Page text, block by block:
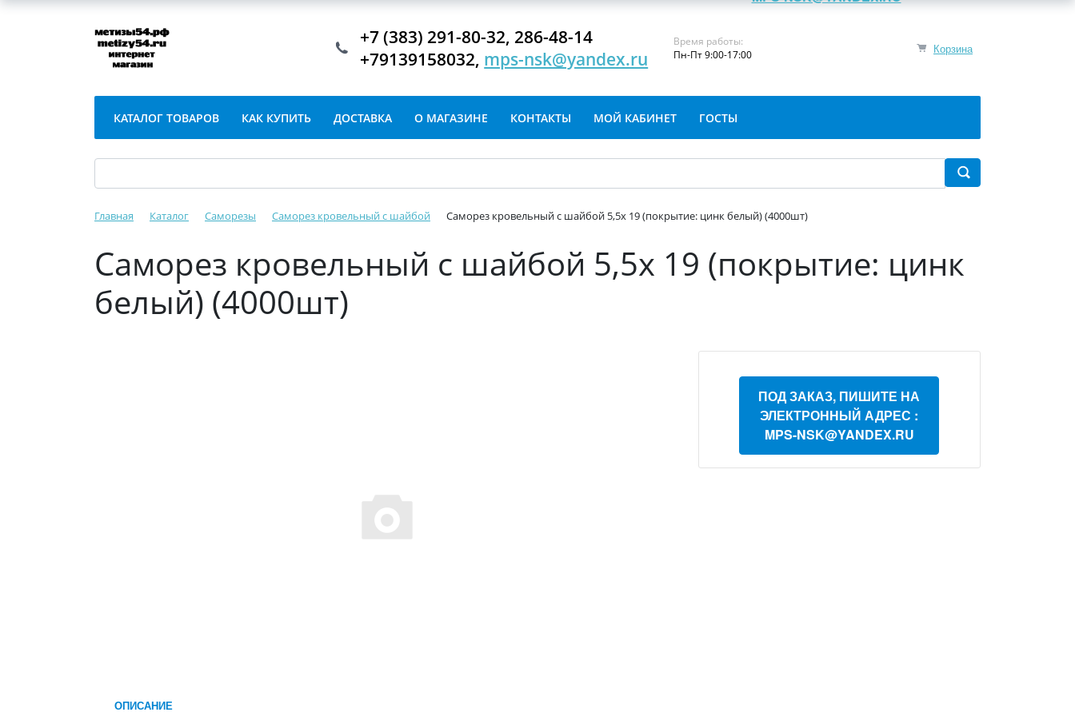
Корзина
+7 (383) 291-80-32, 286-48-14
+79139158032, mps-nsk@yandex.ru
Время работы:
Пн-Пт 9:00-17:00
КАТАЛОГ ТОВАРОВ КАК КУПИТЬ ДОСТАВКА О МАГАЗИНЕ КОНТАКТЫ МОЙ КАБИНЕТ ГОСТЫ
Главная Каталог Саморезы Саморез кровельный с шайбой Саморез кровельный с шайбой 5,5х 19 (покрытие: цинк белый) (4000шт)
Саморез кровельный с шайбой 5,5х 19 (покрытие: цинк
белый) (4000шт)
ПОД ЗАКАЗ, ПИШИТЕ НА
ЭЛЕКТРОННЫЙ АДРЕС :
MPS-NSK@YANDEX.RU
ОПИСАНИЕ